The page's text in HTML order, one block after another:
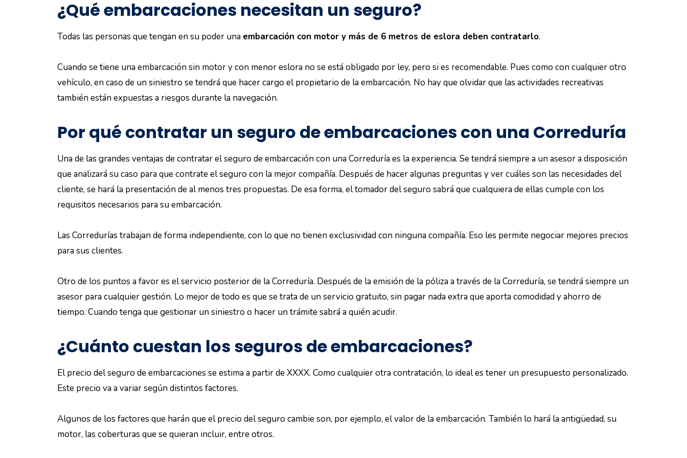
¿Qué embarcaciones necesitan un seguro?
Todas las personas que tengan en su poder una embarcación con motor y más de 6 metros de eslora deben contratarlo.
Cuando se tiene una embarcación sin motor y con menor eslora no se está obligado por ley, pero si es recomendable. Pues como con cualquier otro
vehículo, en caso de un siniestro se tendrá que hacer cargo el propietario de la embarcación. No hay que olvidar que las actividades recreativas
también están expuestas a riesgos durante la navegación.
Por qué contratar un seguro de embarcaciones con una Correduría
Una de las grandes ventajas de contratar el seguro de embarcación con una Correduría es la experiencia. Se tendrá siempre a un asesor a disposición
que analizará su caso para que contrate el seguro con la mejor compañía. Después de hacer algunas preguntas y ver cuáles son las necesidades del
cliente, se hará la presentación de al menos tres propuestas. De esa forma, el tomador del seguro sabrá que cualquiera de ellas cumple con los
requisitos necesarios para su embarcación.
Las Corredurías trabajan de forma independiente, con lo que no tienen exclusividad con ninguna compañía. Eso les permite negociar mejores precios
para sus clientes.
Otro de los puntos a favor es el servicio posterior de la Correduría. Después de la emisión de la póliza a través de la Correduría, se tendrá siempre un
asesor para cualquier gestión. Lo mejor de todo es que se trata de un servicio gratuito, sin pagar nada extra que aporta comodidad y ahorro de
tiempo. Cuando tenga que gestionar un siniestro o hacer un trámite sabrá a quién acudir.
¿Cuánto cuestan los seguros de embarcaciones?
El precio del seguro de embarcaciones se estima a partir de XXXX. Como cualquier otra contratación, lo ideal es tener un presupuesto personalizado.
Este precio va a variar según distintos factores.
Algunos de los factores que harán que el precio del seguro cambie son, por ejemplo, el valor de la embarcación. También lo hará la antigüedad, su
motor, las coberturas que se quieran incluir, entre otros.